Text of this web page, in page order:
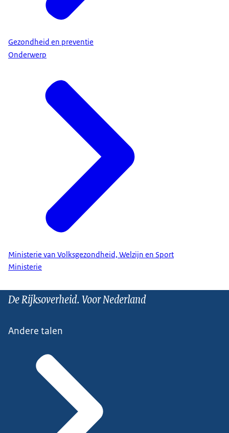
Gezondheid en preventie
Onderwerp
Ministerie van Volksgezondheid, Welzijn en Sport
Ministerie
De Rijksoverheid. Voor Nederland
Andere talen